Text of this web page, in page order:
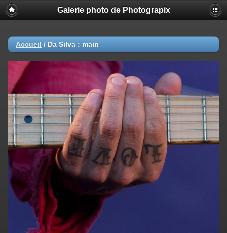
Galerie photo de Photograpix
Accueil / Da Silva : main